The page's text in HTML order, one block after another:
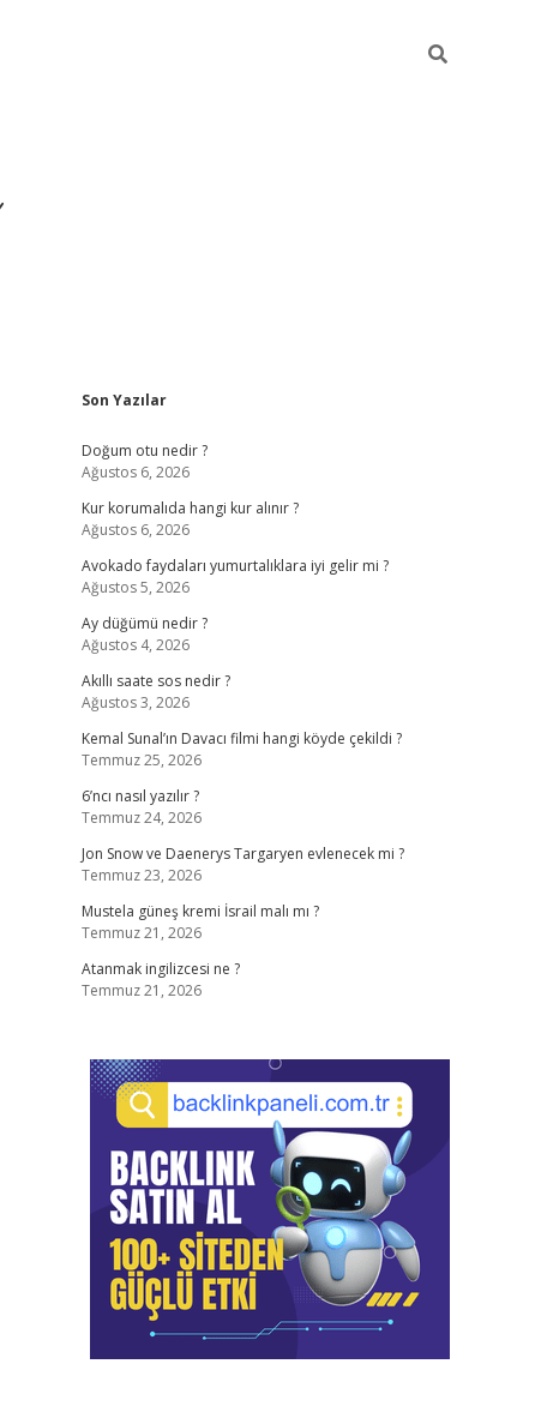
Sidebar
Son Yazılar
Doğum otu nedir ?
Ağustos 6, 2026
Kur korumalıda hangi kur alınır ?
Ağustos 6, 2026
Avokado faydaları yumurtalıklara iyi gelir mi ?
Ağustos 5, 2026
Ay düğümü nedir ?
Ağustos 4, 2026
Akıllı saate sos nedir ?
Ağustos 3, 2026
Kemal Sunal’ın Davacı filmi hangi köyde çekildi ?
Temmuz 25, 2026
6’ncı nasıl yazılır ?
Temmuz 24, 2026
Jon Snow ve Daenerys Targaryen evlenecek mi ?
Temmuz 23, 2026
Mustela güneş kremi İsrail malı mı ?
Temmuz 21, 2026
Atanmak ingilizcesi ne ?
Temmuz 21, 2026
betcivdcasino giriş